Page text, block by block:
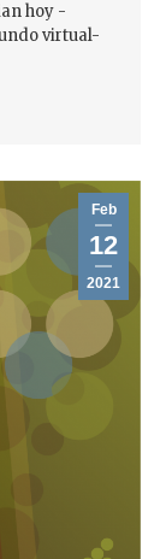
hoy -
virtual-
Feb
12
2021